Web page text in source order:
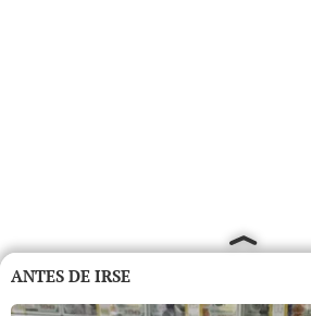
ANTES DE IRSE